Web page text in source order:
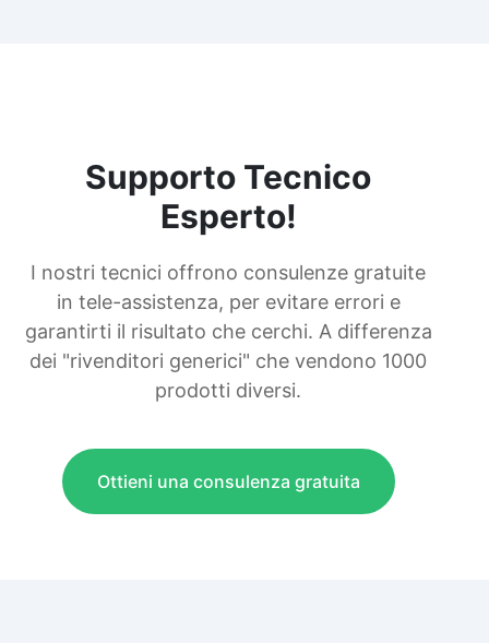
Supporto Tecnico
Esperto!
I nostri tecnici offrono consulenze gratuite
in tele-assistenza, per evitare errori e
garantirti il risultato che cerchi. A differenza
dei "rivenditori generici" che vendono 1000
prodotti diversi.
Ottieni una consulenza gratuita